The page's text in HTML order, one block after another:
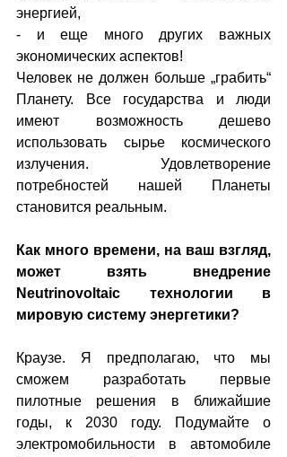
энергией,
- и еще много других важных
экономических аспектов!
Человек не должен больше „грабить“
Планету. Все государства и люди
имеют возможность дешево
использовать сырье космического
излучения. Удовлетворение
потребностей нашей Планеты
становится реальным.
Как много времени, на ваш взгляд,
может взять внедрение
Neutrinovoltaic технологии в
мировую систему энергетики?
Краузе. Я предполагаю, что мы
сможем разработать первые
пилотные решения в ближайшие
годы, к 2030 году. Подумайте о
электромобильности в автомобиле